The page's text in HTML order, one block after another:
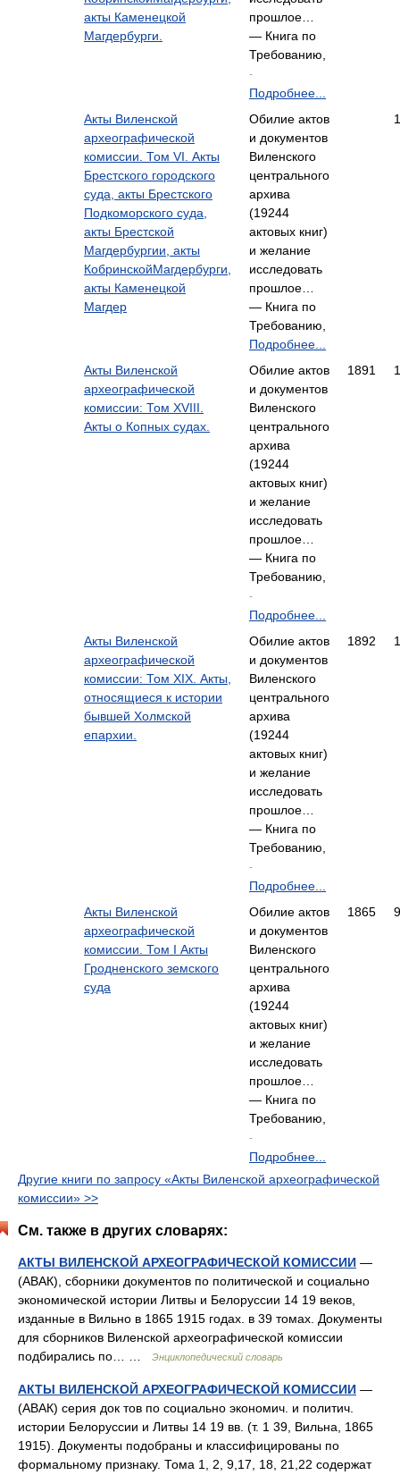
акты Каменецкой
Магдербурги.
прошлое…
— Книга по
Требованию,
-
Подробнее...
Акты Виленской
археографической
комиссии. Том VI. Акты
Брестского городского
суда, акты Брестского
Подкоморского суда,
акты Брестской
Магдербургии, акты
КобринскойМагдербурги,
акты Каменецкой
Магдер
Обилие актов
и документов
Виленского
центрального
архива
(19244
актовых книг)
и желание
исследовать
прошлое…
— Книга по
Требованию,
Подробнее...
Акты Виленской
археографической
комиссии: Том XVIII.
Акты о Копных судах.
Обилие актов
и документов
Виленского
центрального
архива
(19244
актовых книг)
и желание
исследовать
прошлое…
— Книга по
Требованию,
-
Подробнее...
1891
Акты Виленской
археографической
комиссии: Том XIX. Акты,
относящиеся к истории
бывшей Холмской
епархии.
Обилие актов
и документов
Виленского
центрального
архива
(19244
актовых книг)
и желание
исследовать
прошлое…
— Книга по
Требованию,
-
Подробнее...
1892
Акты Виленской
археографической
комиссии. Том I Акты
Гродненского земского
суда
Обилие актов
и документов
Виленского
центрального
архива
(19244
актовых книг)
и желание
исследовать
прошлое…
— Книга по
Требованию,
-
Подробнее...
1865
Другие книги по запросу «Акты Виленской археографической
комиссии» >>
См. также в других словарях:
АКТЫ ВИЛЕНСКОЙ АРХЕОГРАФИЧЕСКОЙ КОМИССИИ —
(АВАК), сборники документов по политической и социально
экономической истории Литвы и Белоруссии 14 19 веков,
изданные в Вильно в 1865 1915 годах. в 39 томах. Документы
для сборников Виленской археографической комиссии
подбирались по… …
Энциклопедический словарь
АКТЫ ВИЛЕНСКОЙ АРХЕОГРАФИЧЕСКОЙ КОМИССИИ —
(АВАК) серия док тов по социально экономич. и политич.
истории Белоруссии и Литвы 14 19 вв. (т. 1 39, Вильна, 1865
1915). Документы подобраны и классифицированы по
формальному признаку. Тома 1, 2, 9,17, 18, 21,22 содержат